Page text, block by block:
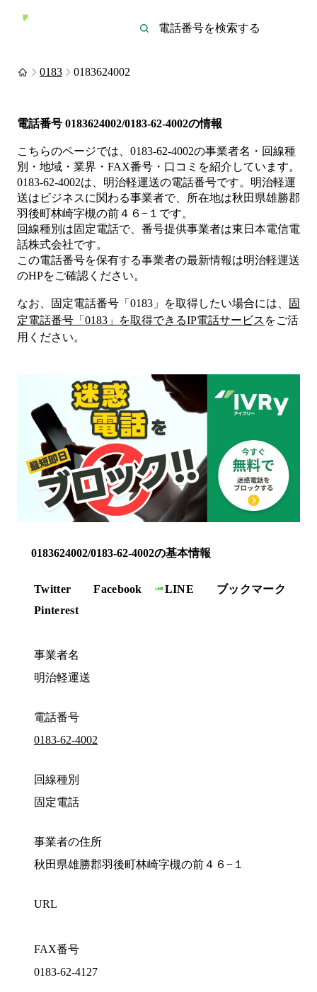
0183 0183624002
電話番号 0183624002/0183-62-4002の情報
こちらのページでは、 0183-62-4002の事業者名・回線種
別・地域・業界・FAX番号・口コミを紹介しています。
0183-62-4002は、 明治軽運送の電話番号です。 明治軽運
送は ビジネスに関わる事業者で、所在地は秋田県雄勝郡
羽後町林崎字槻の前４６−１ です。
回線種別は固定電話で、番号提供事業者は東日本電信電
話株式会社です。
この電話番号を保有する事業者の最新情報は明治軽運送
のHPをご確認ください。
なお、固定電話番号「 0183 」を取得したい場合には、
固
定電話番号「 0183 」を取得できるIP電話サービス をご活
用ください。
0183624002/0183-62-4002の基本情報
Twitter Facebook LINE
ブックマーク
Pinterest
事業者名
明治軽運送
電話番号
0183-62-4002
回線種別
固定電話
事業者の住所
秋田県雄勝郡羽後町林崎字槻の前４６−１
URL
FAX番号
0183-62-4127